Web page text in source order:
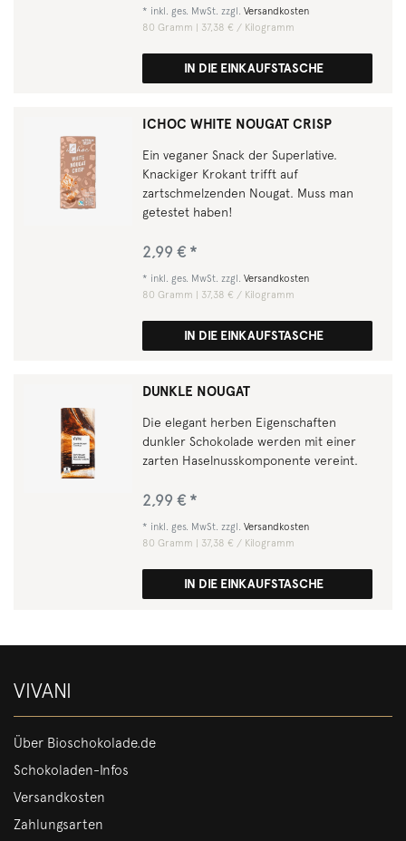
* inkl. ges. MwSt. zzgl.Versandkosten
80 Gramm | 37,38 € / Kilogramm
IN DIE EINKAUFSTASCHE
ICHOC WHITE NOUGAT CRISP
Ein veganer Snack der Superlative.
Knackiger Krokant trifft auf
zartschmelzenden Nougat. Muss man
getestet haben!
2,99 € *
* inkl. ges. MwSt. zzgl.Versandkosten
80 Gramm | 37,38 € / Kilogramm
IN DIE EINKAUFSTASCHE
DUNKLE NOUGAT
Die elegant herben Eigenschaften
dunkler Schokolade werden mit einer
zarten Haselnusskomponente vereint.
2,99 € *
* inkl. ges. MwSt. zzgl.Versandkosten
80 Gramm | 37,38 € / Kilogramm
IN DIE EINKAUFSTASCHE
VIVANI
Über Bioschokolade.de
Schokoladen-Infos
Versandkosten
Zahlungsarten